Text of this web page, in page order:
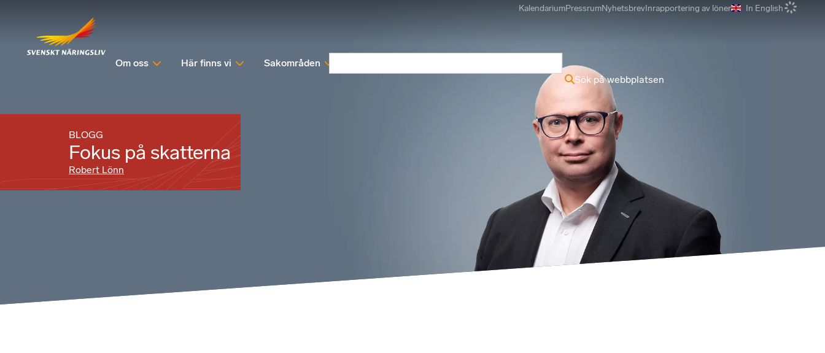
KalendariumPressrumNyhetsbrevInrapportering av löner In English
Om oss Här finns vi Sakområden
Sök på webbplatsen
BLOGG
Fokus på skatterna
Robert Lönn